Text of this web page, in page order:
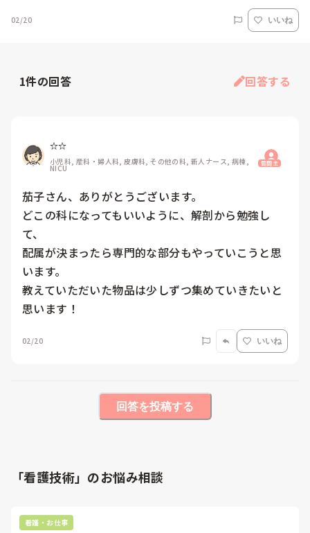
02/20 いいね
1件の回答 回答する
☆☆
小児科, 産科・婦人科, 皮膚科, その他の科, 新人ナース, 病棟,
NICU 質問主
茄子さん、ありがとうございます。
どこの科になってもいいように、解剖から勉強し
て、
配属が決まったら専門的な部分もやっていこうと思
います。
教えていただいた物品は少しずつ集めていきたいと
思います！
02/20 いいね
回答を投稿する
「看護技術」のお悩み相談
看護・お仕事